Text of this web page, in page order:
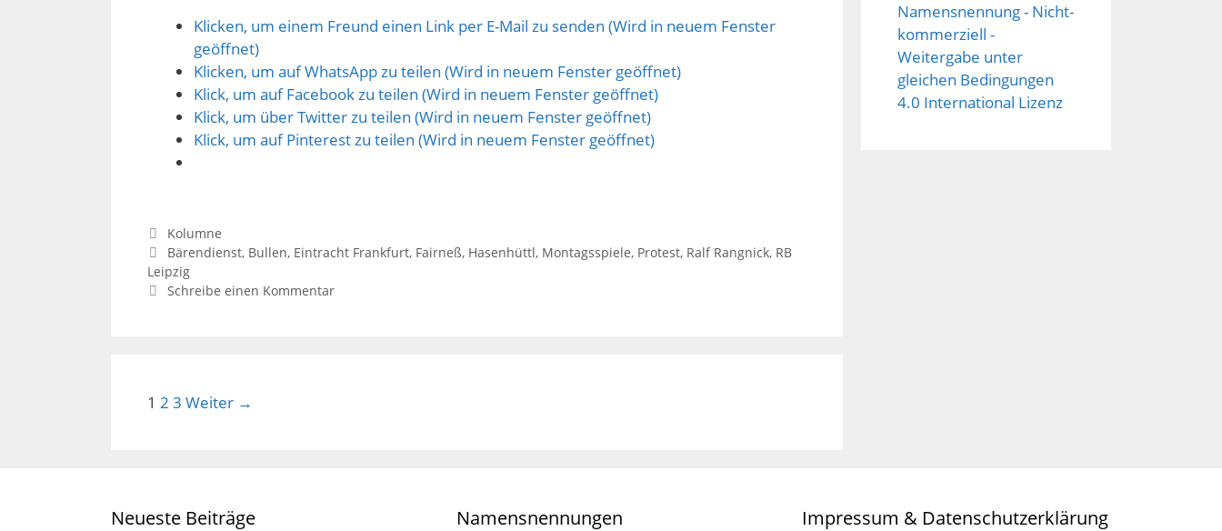
Klicken, um einem Freund einen Link per E-Mail zu senden (Wird in neuem Fenster
geöffnet)
Klicken, um auf WhatsApp zu teilen (Wird in neuem Fenster geöffnet)
Klick, um auf Facebook zu teilen (Wird in neuem Fenster geöffnet)
Klick, um über Twitter zu teilen (Wird in neuem Fenster geöffnet)
Klick, um auf Pinterest zu teilen (Wird in neuem Fenster geöffnet)
Kategorien
Kolumne
Schlagwörter
Bärendienst, Bullen, Eintracht Frankfurt, Fairneß, Hasenhüttl, Montagsspiele, Protest, Ralf Rangnick, RB
Leipzig
Schreibe einen Kommentar
Beitrags-
1 2 3 Weiter →
Namensnennung - Nicht-
kommerziell -
Weitergabe unter
gleichen Bedingungen
4.0 International Lizenz
Neueste Beiträge Namensnennungen Impressum & Datenschutzerklärung